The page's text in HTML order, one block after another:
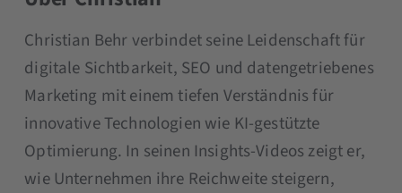
Christian Behr verbindet seine Leidenschaft für
digitale Sichtbarkeit, SEO und datengetriebenes
Marketing mit einem tiefen Verständnis für
innovative Technologien wie KI-gestützte
Optimierung. In seinen Insights-Videos zeigt er,
wie Unternehmen ihre Reichweite steigern,